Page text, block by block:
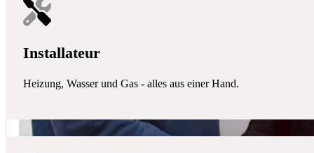
Installateur
Heizung, Wasser und Gas - alles aus einer Hand.